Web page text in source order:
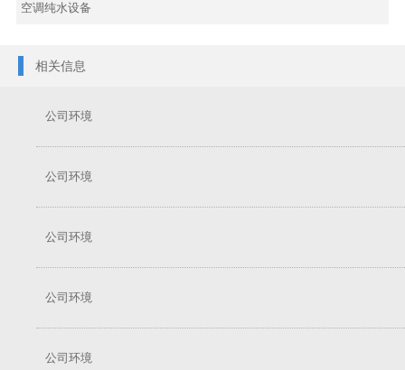
空调纯水设备
相关信息
公司环境
公司环境
公司环境
公司环境
公司环境